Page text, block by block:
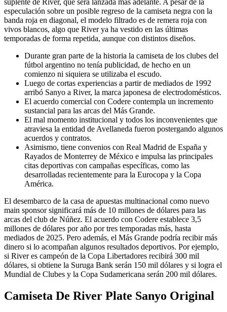
suplente de River, que será lanzada más adelante. A pesar de la
especulación sobre un posible regreso de la camiseta negra con la
banda roja en diagonal, el modelo filtrado es de remera roja con
vivos blancos, algo que River ya ha vestido en las últimas
temporadas de forma repetida, aunque con distintos diseños.
Durante gran parte de la historia la camiseta de los clubes del
fútbol argentino no tenía publicidad, de hecho en un
comienzo ni siquiera se utilizaba el escudo.
Luego de cortas experiencias a partir de mediados de 1992
arribó Sanyo a River, la marca japonesa de electrodomésticos.
El acuerdo comercial con Codere contempla un incremento
sustancial para las arcas del Más Grande.
El mal momento institucional y todos los inconvenientes que
atraviesa la entidad de Avellaneda fueron postergando algunos
acuerdos y contratos.
Asimismo, tiene convenios con Real Madrid de España y
Rayados de Monterrey de México e impulsa las principales
citas deportivas con campañas específicas, como las
desarrolladas recientemente para la Eurocopa y la Copa
América.
El desembarco de la casa de apuestas multinacional como nuevo
main sponsor significará más de 10 millones de dólares para las
arcas del club de Núñez. El acuerdo con Codere establece 3,5
millones de dólares por año por tres temporadas más, hasta
mediados de 2025. Pero además, el Más Grande podría recibir más
dinero si lo acompañan algunos resultados deportivos. Por ejemplo,
si River es campeón de la Copa Libertadores recibirá 300 mil
dólares, si obtiene la Suruga Bank serán 150 mil dólares y si logra el
Mundial de Clubes y la Copa Sudamericana serán 200 mil dólares.
Camiseta De River Plate Sanyo Original